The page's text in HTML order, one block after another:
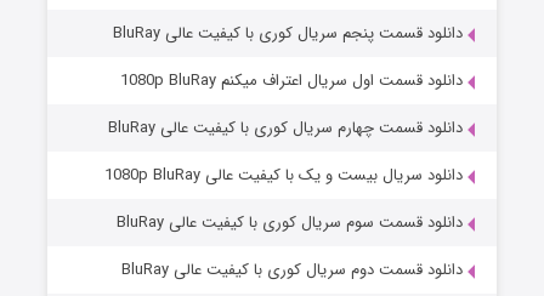
وستی ها
قسمت1 (زیرنویس) منتشر شد
دانلود قسمت پنجم سریال کوری با کیفیت عالی BluRay
دانلود قسمت اول سریال اعتراف میکنم 1080p BluRay
دانلود قسمت چهارم سریال کوری با کیفیت عالی BluRay
دانلود سریال بیست و یک با کیفیت عالی 1080p BluRay
دانلود قسمت سوم سریال کوری با کیفیت عالی BluRay
دانلود قسمت دوم سریال کوری با کیفیت عالی BluRay